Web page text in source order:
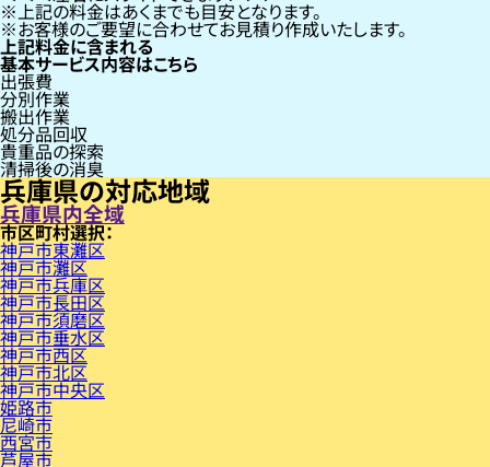
上記の料金はあくまでも目安となります。
お客様のご要望に合わせてお見積り作成いたします。
上記料金に含まれる
基本サービス内容はこちら
出張費
分別作業
搬出作業
処分品回収
貴重品の探索
清掃後の消臭
兵庫県の対応地域
兵庫県内全域
市区町村
神戸市東灘区
神戸市灘区
神戸市兵庫区
神戸市長田区
神戸市須磨区
神戸市垂水区
神戸市西区
神戸市北区
神戸市中央区
姫路市
尼崎市
西宮市
芦屋市